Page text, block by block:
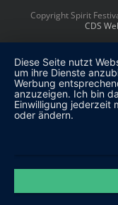
Copyright Spirit
CDS
Diese Seite nutzt
um ihre Dienste
Werbung
anzuzeigen. Ich bin
Einwilligung jederzeit
oder ändern.